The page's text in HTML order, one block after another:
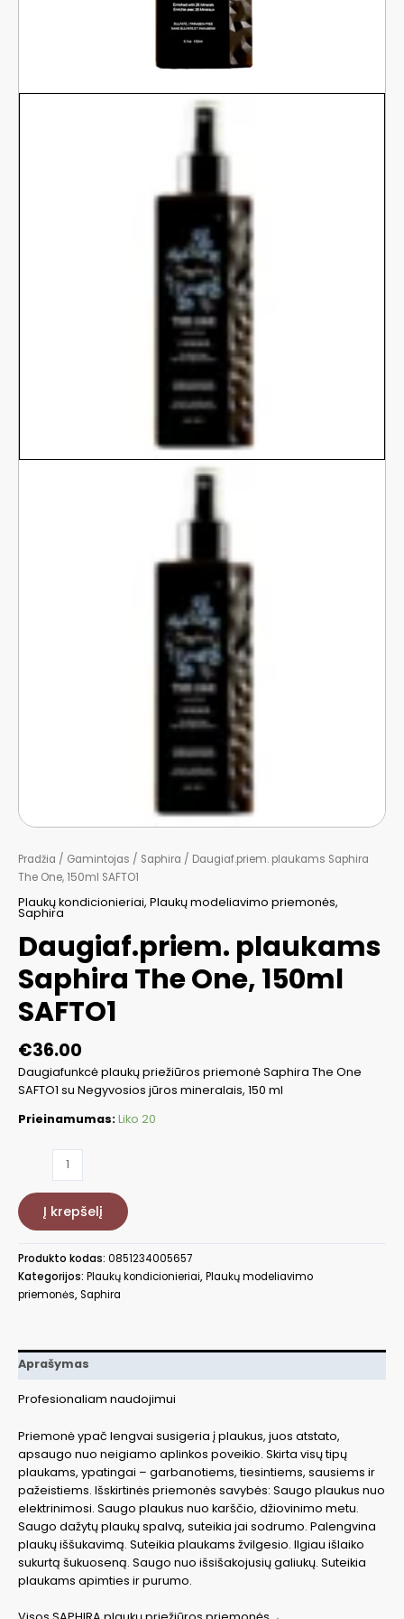
Pradžia / Gamintojas / Saphira / Daugiaf.priem. plaukams Saphira
The One, 150ml SAFTO1
Plaukų kondicionieriai, Plaukų modeliavimo priemonės,
Saphira
Daugiaf.priem. plaukams
Saphira The One, 150ml
SAFTO1
€36.00
Daugiafunkcė plaukų priežiūros priemonė Saphira The One
SAFTO1 su Negyvosios jūros mineralais, 150 ml
Prieinamumas:Liko 20
produkto
Daugiaf.priem.
plaukams
Saphira
One,
150ml
SAFTO1
Į krepšelį
Produkto kodas: 0851234005657
Kategorijos: Plaukų kondicionieriai,Plaukų modeliavimo
priemonės,Saphira
Aprašymas
Profesionaliam naudojimui
Priemonė ypač lengvai susigeria į plaukus, juos atstato,
apsaugo nuo neigiamo aplinkos poveikio. Skirta visų tipų
plaukams, ypatingai – garbanotiems, tiesintiems, sausiems ir
pažeistiems. Išskirtinės priemonės savybės: Saugo plaukus nuo
elektrinimosi. Saugo plaukus nuo karščio, džiovinimo metu.
Saugo dažytų plaukų spalvą, suteikia jai sodrumo. Palengvina
plaukų iššukavimą. Suteikia plaukams žvilgesio. Ilgiau išlaiko
sukurtą šukuoseną. Saugo nuo išsišakojusių galiukų. Suteikia
plaukams apimties ir purumo.